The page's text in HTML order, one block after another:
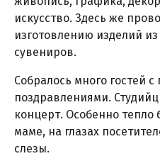
искусство. Здесь же
изготовлению изделий
сувениров.
Собралось много гостей
поздравлениями.
концерт. Особенно тепло
маме, на глазах
слезы.